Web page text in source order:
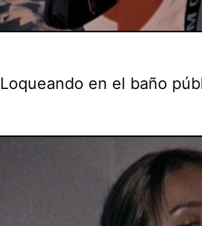
Loqueando en el baño